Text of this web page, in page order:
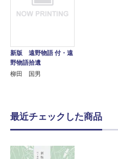
新版 遠野物語 付・遠
野物語拾遺
柳田 国男
最近チェックした商品